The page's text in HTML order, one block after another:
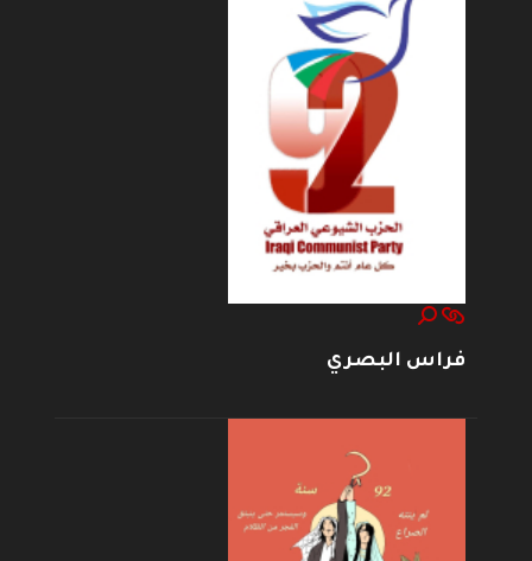
فراس البصري